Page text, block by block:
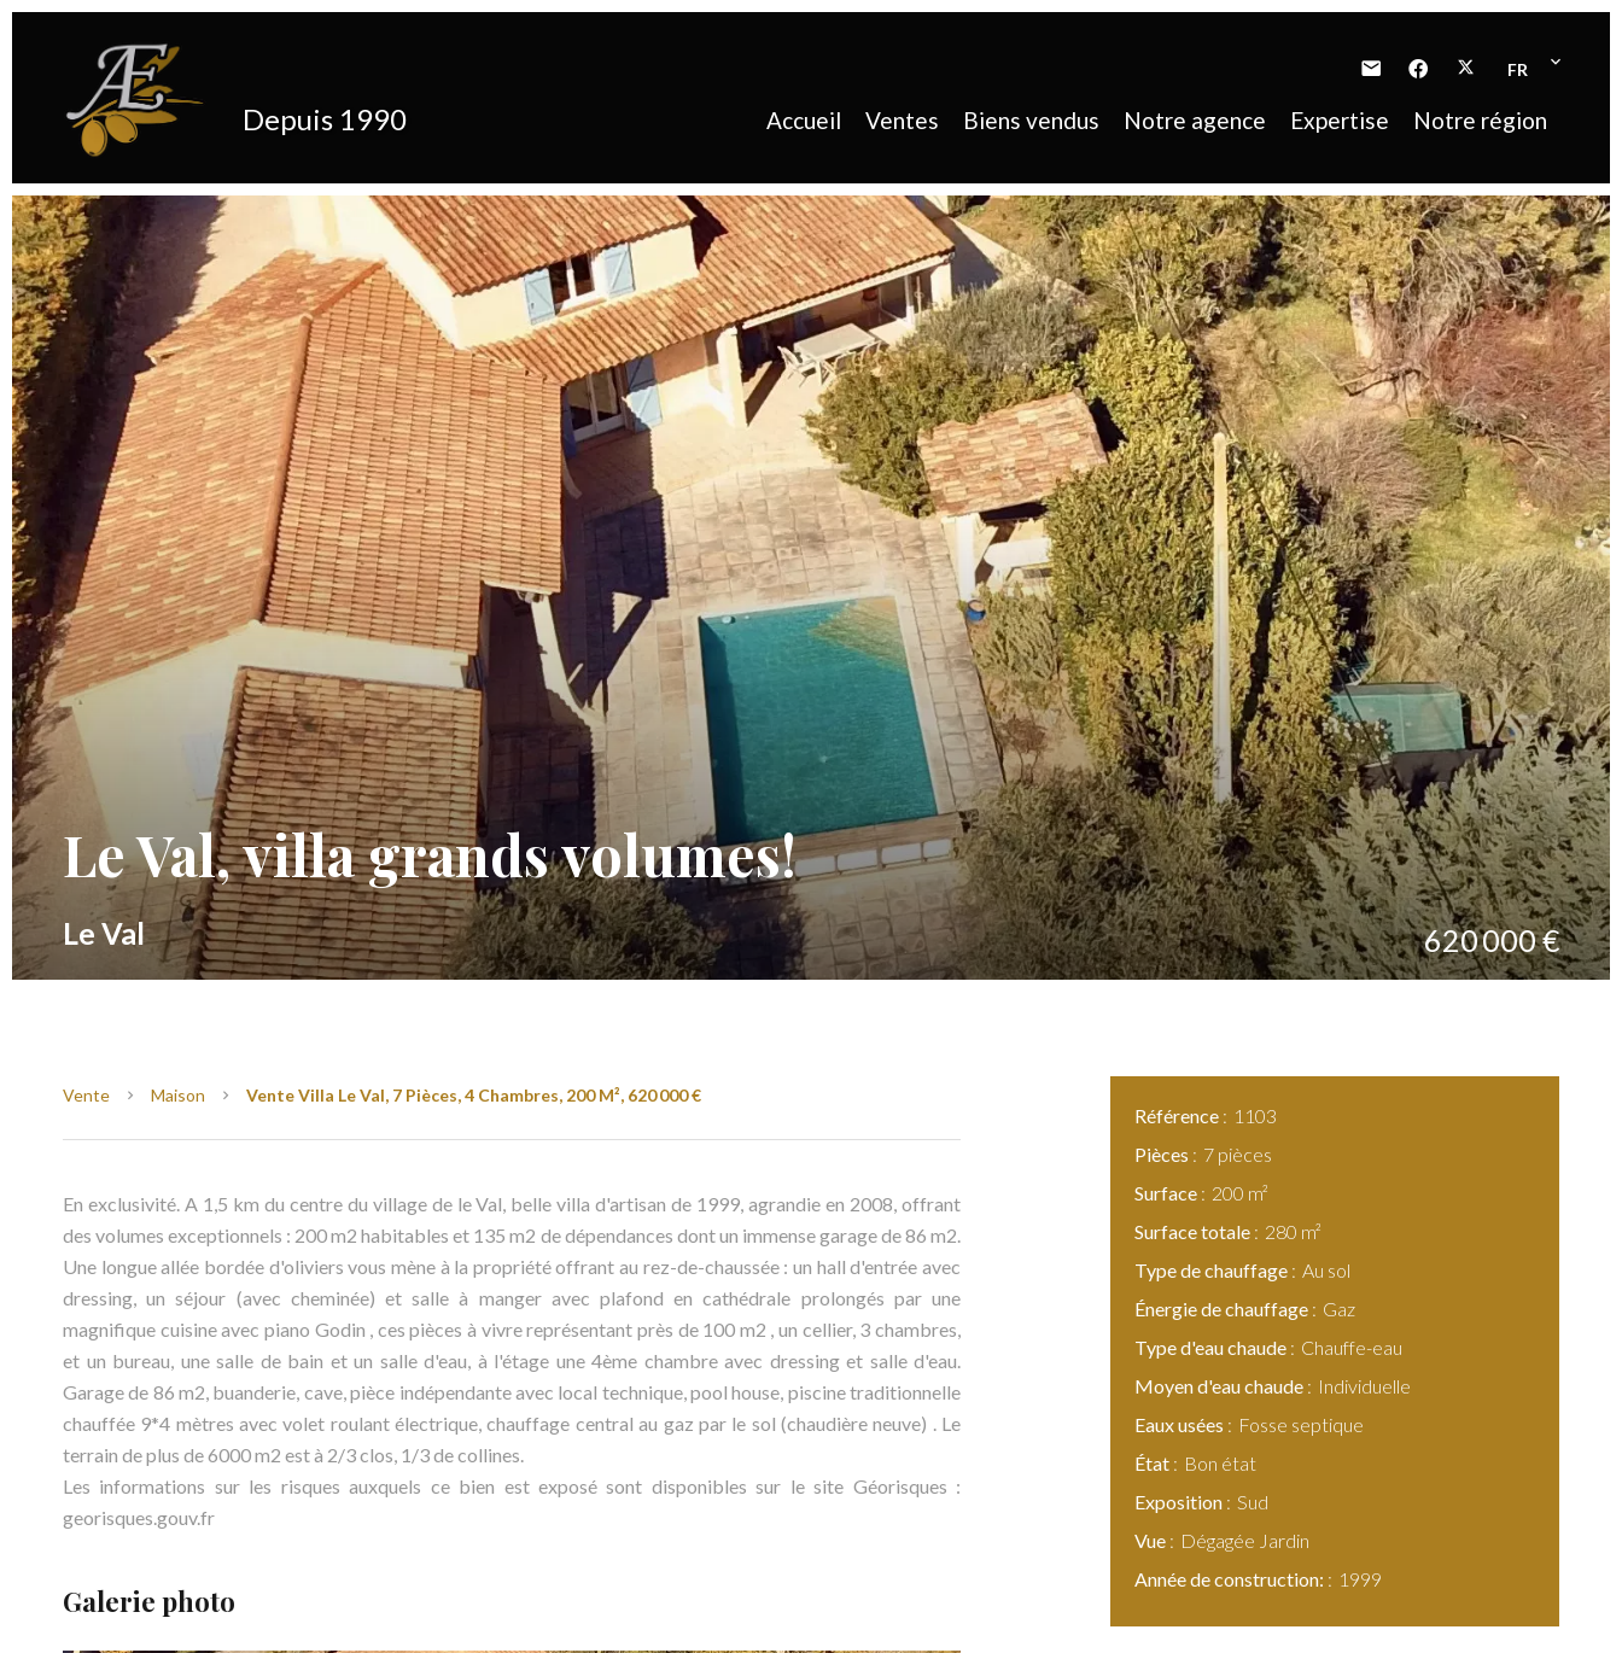
Depuis 1990
FR
Accueil Ventes Biens vendus Notre agence Expertise Notre région
Le Val, villa grands volumes!
Le Val 620 000 €
Vente Maison Vente Villa Le Val, 7 Pièces, 4 Chambres, 200 M², 620 000 €
En exclusivité. A 1,5 km du centre du village de le Val, belle villa d'artisan de 1999, agrandie en 2008, offrant
des volumes exceptionnels : 200 m2 habitables et 135 m2 de dépendances dont un immense garage de 86 m2.
Une longue allée bordée d'oliviers vous mène à la propriété offrant au rez-de-chaussée : un hall d'entrée avec
dressing, un séjour (avec cheminée) et salle à manger avec plafond en cathédrale prolongés par une
magnifique cuisine avec piano Godin , ces pièces à vivre représentant près de 100 m2 , un cellier, 3 chambres,
et un bureau, une salle de bain et un salle d'eau, à l'étage une 4ème chambre avec dressing et salle d'eau.
Garage de 86 m2, buanderie, cave, pièce indépendante avec local technique, pool house, piscine traditionnelle
chauffée 9*4 mètres avec volet roulant électrique, chauffage central au gaz par le sol (chaudière neuve) . Le
terrain de plus de 6000 m2 est à 2/3 clos, 1/3 de collines.
Les informations sur les risques auxquels ce bien est exposé sont disponibles sur le site Géorisques :
georisques.gouv.fr
Galerie photo
Référence
1103
Pièces
7 pièces
Surface
200 m²
Surface totale
280 m²
Type de chauffage
Au sol
Énergie de chauffage
Gaz
Type d'eau chaude
Chauffe-eau
Moyen d'eau chaude
Individuelle
Eaux usées
Fosse septique
État
Bon état
Exposition
Sud
Vue
Dégagée Jardin
Année de construction:
1999